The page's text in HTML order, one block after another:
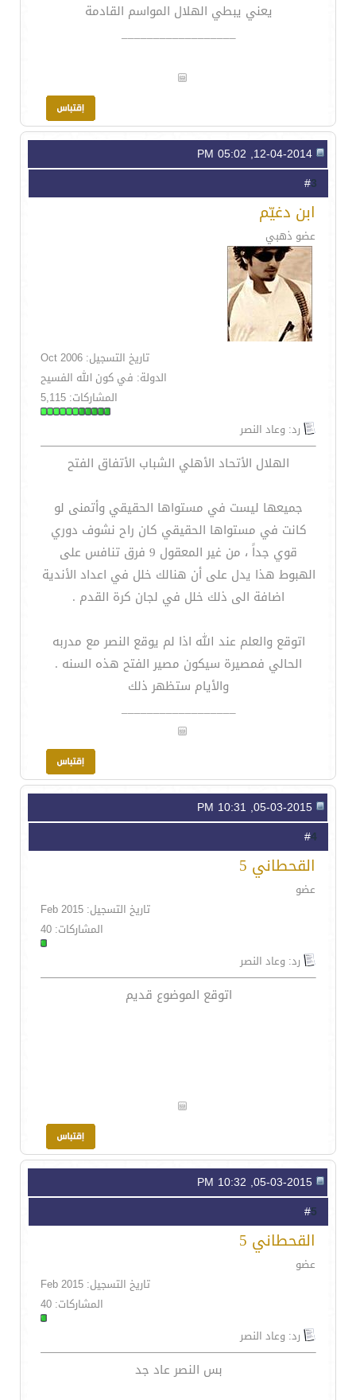
يعني يبطي الهلال المواسم القادمة
__________________
3
ابن دغيّم
عضو ذهبي
تاريخ التسجيل: Oct 2006
الدولة: في كون الله الفسيح
المشاركات: 5,115
رد: وعاد النصر
الهلال الأتحاد الأهلي الشباب الأتفاق الفتح
جميعها ليست في مستواها الحقيقي وأتمنى لو
كانت في مستواها الحقيقي كان راح نشوف دوري
قوي جداً ، من غير المعقول 9 فرق تنافس على
الهبوط هذا يدل على أن هنالك خلل في اعداد الأندية
اضافة الى ذلك خلل في لجان كرة القدم .
اتوقع والعلم عند الله اذا لم يوقع النصر مع مدربه
الحالي فمصيرة سيكون مصير الفتح هذه السنه .
والأيام ستظهر ذلك
__________________
4
القحطاني 5
عضو
تاريخ التسجيل: Feb 2015
المشاركات: 40
رد: وعاد النصر
اتوقع الموضوع قديم
5
القحطاني 5
عضو
تاريخ التسجيل: Feb 2015
المشاركات: 40
رد: وعاد النصر
بس النصر عاد جد